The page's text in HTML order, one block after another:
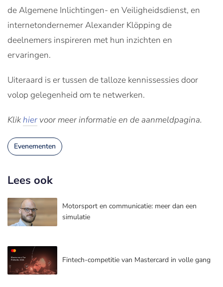
de Algemene Inlichtingen- en Veiligheidsdienst, en
internetondernemer Alexander Klöpping de
deelnemers inspireren met hun inzichten en
ervaringen.
Uiteraard is er tussen de talloze kennissessies door
volop gelegenheid om te netwerken.
Klikhier voor meer informatie en de aanmeldpagina.
Evenementen
Lees ook
Motorsport en communicatie: meer dan een
simulatie
Fintech-competitie van Mastercard in volle gang